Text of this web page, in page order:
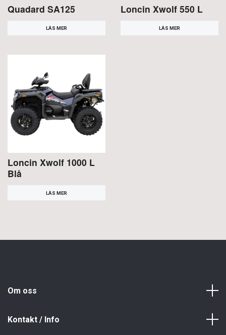
Quadard SA125
LÄS MER
Loncin Xwolf 550 L
LÄS MER
Loncin Xwolf 1000 L
Blå
LÄS MER
Om oss
Kontakt / Info